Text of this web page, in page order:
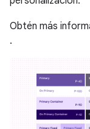
Obtén más
.